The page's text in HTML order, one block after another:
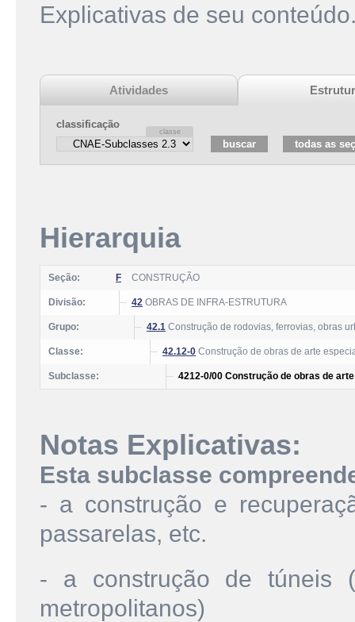
Explicativas de seu
Atividades
classificação
Hierarquia
Seção: F CONSTRUÇÃO
Divisão: 42 OBRAS DE INFRA-ESTRUTURA
Grupo: 42.1 Construção de rodovias, ferrovias, obras
Classe: 42.12-0 Construção de obras de arte
Subclasse: 4212-0/00 Construção de obras de
Notas Explicativas:
Esta subclasse
- a construção e
passarelas, etc.
- a construção de túneis
metropolitanos)